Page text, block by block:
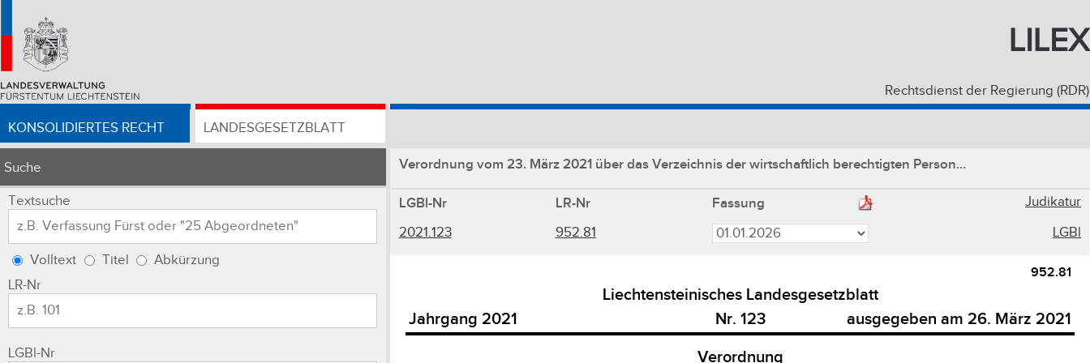
LILEX
Rechtsdienst der Regierung (RDR)
KONSOLIDIERTES RECHT LANDESGESETZBLATT
Suche
Textsuche
Volltext Titel
Abkürzung
LR-Nr
LGBl-Nr
Verordnung vom 23. März 2021 über das Verzeichnis der wirtschaftlich berechtigten Person...
LGBl-Nr LR-Nr Fassung
Judikatur
2021.123
952.81 LGBl